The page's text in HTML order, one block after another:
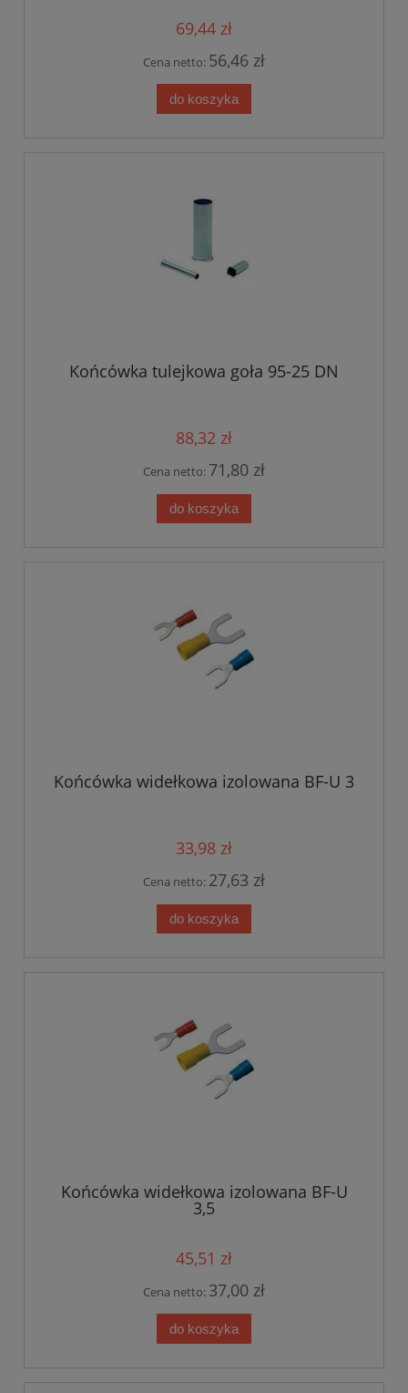
69,44 zł
Cena netto: 56,46 zł
do koszyka
Końcówka tulejkowa goła 95-25 DN
88,32 zł
Cena netto: 71,80 zł
do koszyka
Końcówka widełkowa izolowana BF-U 3
33,98 zł
Cena netto: 27,63 zł
do koszyka
Końcówka widełkowa izolowana BF-U
3,5
45,51 zł
Cena netto: 37,00 zł
do koszyka